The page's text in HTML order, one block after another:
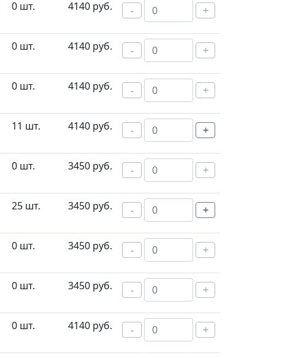
0 шт. 4140 руб. - +
0 шт. 4140 руб. - +
0 шт. 4140 руб. - +
11 шт. 4140 руб. - +
0 шт. 3450 руб. - +
25 шт. 3450 руб. - +
0 шт. 3450 руб. - +
0 шт. 3450 руб. - +
0 шт. 4140 руб. - +